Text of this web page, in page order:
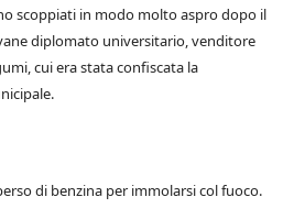
scoppiati in modo molto aspro dopo il
diplomato universitario, venditore
cui era stata confiscata la
di benzina per immolarsi col fuoco.